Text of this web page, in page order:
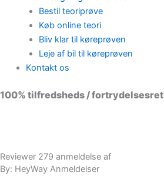
Bestil teoriprøve
Køb online teori
Bliv klar til køreprøven
Leje af bil til køreprøven
Kontakt os
100% tilfredsheds / fortrydelsesret
Reviewer 279 anmeldelse af
By: HeyWay Anmeldelser